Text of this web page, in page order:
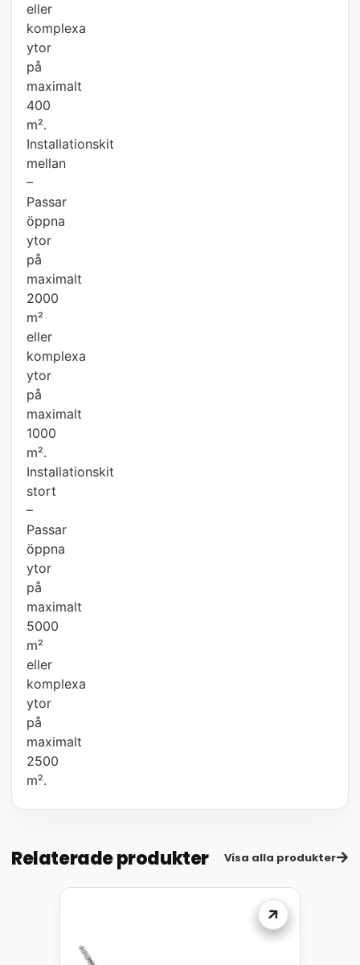
eller
komplexa
ytor
på
maximalt
400
m².
Installationskit
mellan
–
Passar
öppna
ytor
på
maximalt
2000
m²
eller
komplexa
ytor
på
maximalt
1000
m².
Installationskit
stort
–
Passar
öppna
ytor
på
maximalt
5000
m²
eller
komplexa
ytor
på
maximalt
2500
m².
Relaterade produkter Visa alla produkter